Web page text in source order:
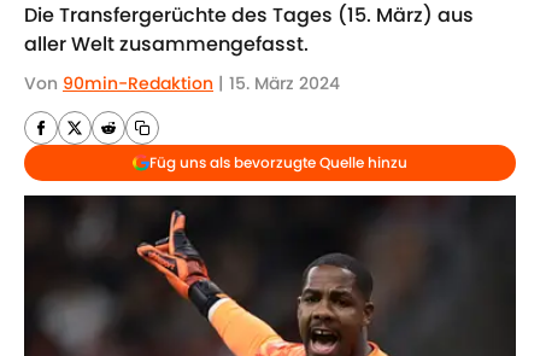
Die Transfergerüchte des Tages (15. März) aus
aller Welt zusammengefasst.
Von 90min-Redaktion | 15. März 2024
Füg uns als bevorzugte Quelle hinzu